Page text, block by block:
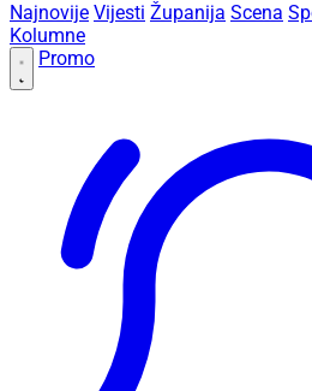
Najnovije Vijesti Županija Scena
Kolumne
Promo